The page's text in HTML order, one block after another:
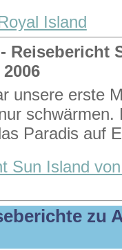
Island
Reisebericht
unsere erste
schwärmen.
Paradis auf
Sun Island
zu